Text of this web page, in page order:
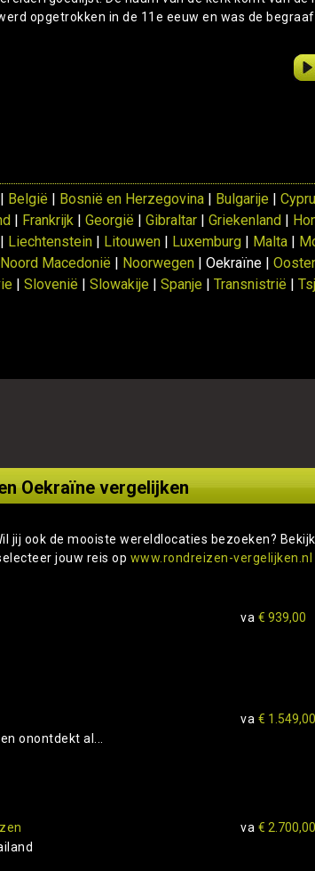
opgetrokken in de 11e eeuw en was de
België Bosnië en Herzegovina Bulgarije |
Frankrijk |Georgië |Gibraltar |Griekenland
Liechtenstein Litouwen Luxemburg Malta
Noord Macedonië Noorwegen | Oekraïne |
|Slovenië |Slowakije |Spanje |Transnistrië |
Oekraïne vergelijken
jij ook de mooiste wereldlocaties bezoeken?
jouw reis op www.rondreizen-vergelijken.nl
va € 939,00
onontdekt al...
va € 1.549,00
va € 2.700,00